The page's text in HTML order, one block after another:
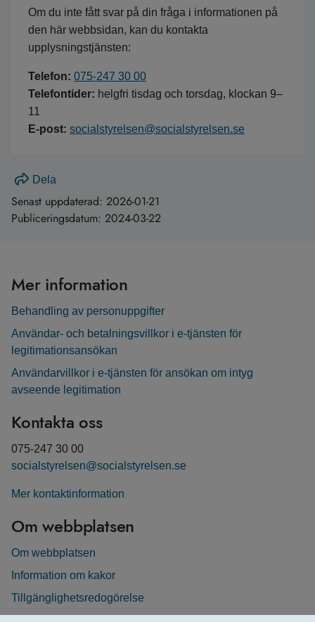
Om du inte fått svar på din fråga i informationen på
den här webbsidan, kan du kontakta
upplysningstjänsten:
Telefon: 075-247 30 00
Telefontider: helgfri tisdag och torsdag, klockan 9–
11
E-post: socialstyrelsen@socialstyrelsen.se
Dela
Senast uppdaterad: 2026-01-21
Publiceringsdatum: 2024-03-22
Mer information
Behandling av personuppgifter
Användar- och betalningsvillkor i e-tjänsten för
legitimationsansökan
Användarvillkor i e-tjänsten för ansökan om intyg
avseende legitimation
Kontakta oss
075-247 30 00
socialstyrelsen@socialstyrelsen.se
Mer kontaktinformation
Om webbplatsen
Om webbplatsen
Information om kakor
Tillgänglighetsredogörelse